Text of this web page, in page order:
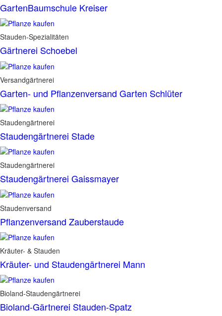
GartenBaumschule Kreiser
Stauden-Spezialitäten
Gärtnerei Schoebel
Versandgärtnerei
Garten- und Pflanzenversand Garten Schlüter
Staudengärtnerei
Staudengärtnerei Stade
Staudengärtnerei
Staudengärtnerei Gaissmayer
Staudenversand
Pflanzenversand Zauberstaude
Kräuter- & Stauden
Kräuter- und Staudengärtnerei Mann
Bioland-Staudengärtnerei
Bioland-Gärtnerei Stauden-Spatz